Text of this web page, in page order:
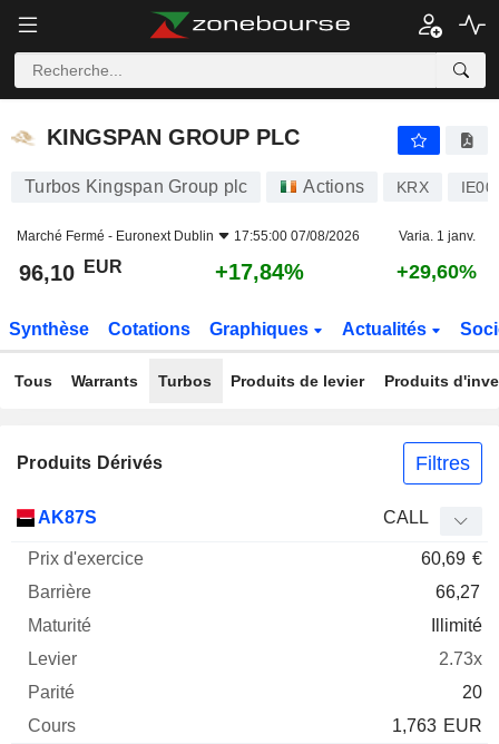
KINGSPAN GROUP PLC
KINGSPAN GROUP PLC
Turbos Kingspan Group plc Actions KRX
Marché Fermé - Euronext Dublin 17:55:00 07/08/2026 Varia. 1 janv.
96,10 EUR +17,84% +29,60%
Synthèse Cotations Graphiques Actualités
Tous Warrants Turbos Produits de levier Produits
Produits Dérivés Filtres
Mnemo Type
AK87S CALL
60,69 €
66,27
Illimité
2.73x
20
1,763 EUR